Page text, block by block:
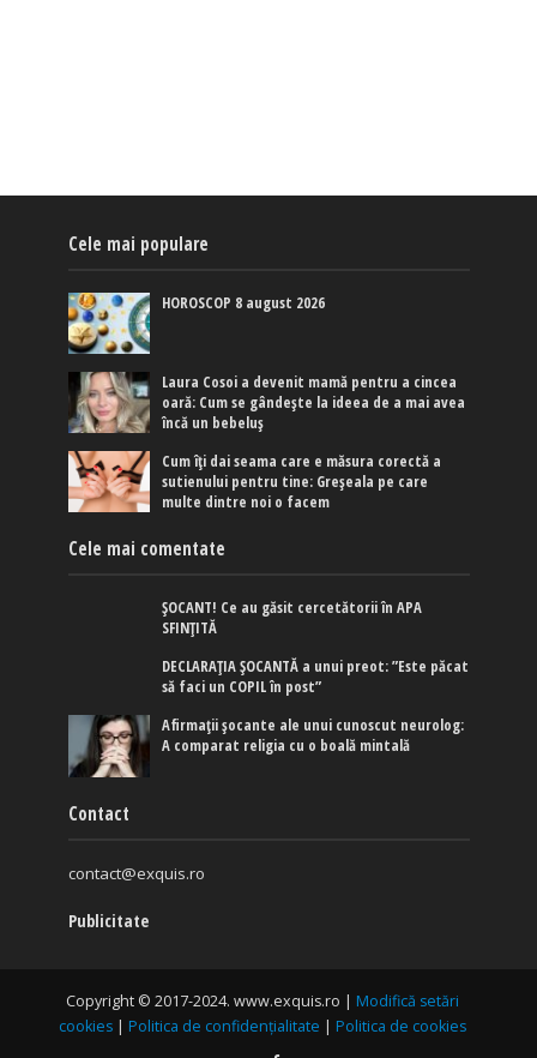
Cele mai populare
HOROSCOP 8 august 2026
Laura Cosoi a devenit mamă pentru a cincea
oară: Cum se gândește la ideea de a mai avea
încă un bebeluș
Cum îți dai seama care e măsura corectă a
sutienului pentru tine: Greșeala pe care
multe dintre noi o facem
Cele mai comentate
ȘOCANT! Ce au găsit cercetătorii în APA
SFINȚITĂ
DECLARAȚIA ȘOCANTĂ a unui preot: ”Este păcat
să faci un COPIL în post”
Afirmaţii şocante ale unui cunoscut neurolog:
A comparat religia cu o boală mintală
Contact
contact@exquis.ro
Publicitate
Copyright © 2017-2024. www.exquis.ro | Modifică setări
cookies | Politica de confidențialitate | Politica de cookies